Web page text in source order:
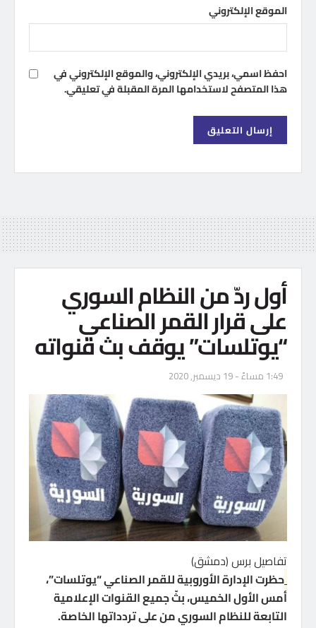
الموقع الإلكتروني
احفظ اسمي، بريدي الإلكتروني، والموقع الإلكتروني في
هذا المتصفح لاستخدامها المرة المقبلة في تعليقي.
أول ردّ من النظام السوري
على قرار القمر الصناعي
“يوتلسات” يوقف بث قنواته
1:49 مساءً - 19 ديسمبر, 2020
تفاصيل برس (دمشق)
حظرت الإدارة الأوروبية للقمر الصناعي “يوتلسات”،
أمس الأول الخميس، بثّ جميع القنوات الإعلامية
التابعة للنظام السوري من على تردداتها الخاصة.